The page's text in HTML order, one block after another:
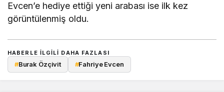
Evcen’e hediye ettiği yeni arabası ise ilk kez
görüntülenmiş oldu.
HABERLE ILGILI DAHA FAZLASI
#Burak Özçivit #Fahriye Evcen